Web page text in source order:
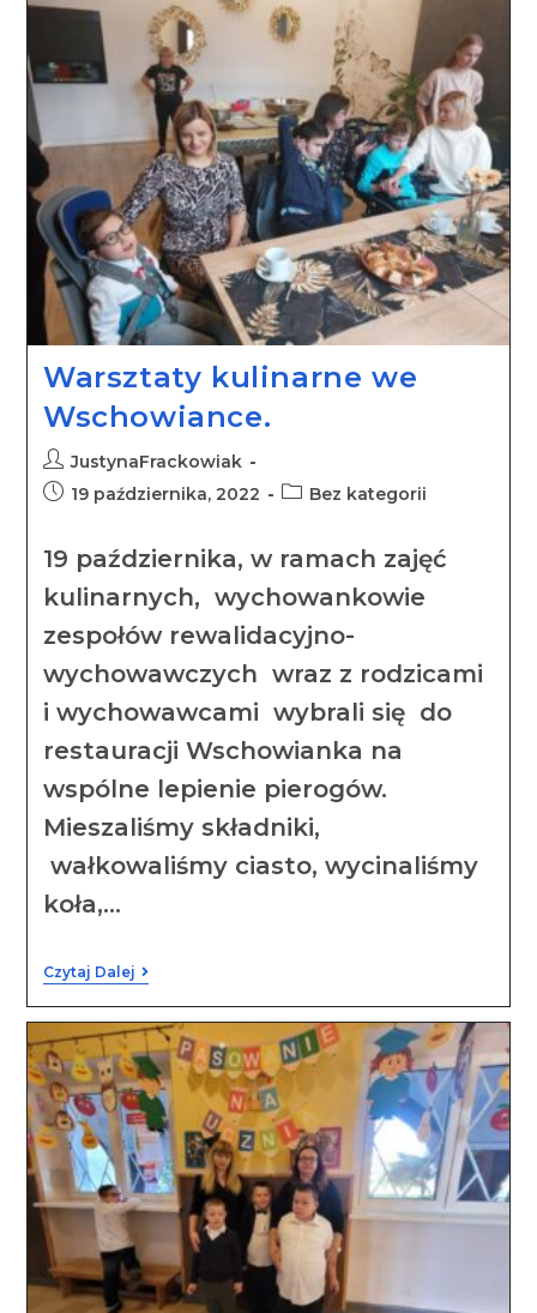
Warsztaty kulinarne we
Wschowiance.
JustynaFrackowiak
19 października, 2022
Bez kategorii
19 października, w ramach zajęć
kulinarnych, wychowankowie
zespołów rewalidacyjno-
wychowawczych wraz z rodzicami
i wychowawcami wybrali się do
restauracji Wschowianka na
wspólne lepienie pierogów.
Mieszaliśmy składniki,
wałkowaliśmy ciasto, wycinaliśmy
koła,…
Czytaj Dalej